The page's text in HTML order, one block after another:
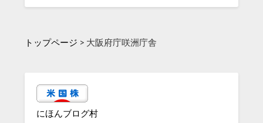
トップページ > 大阪府庁咲洲庁舎
にほんブログ村